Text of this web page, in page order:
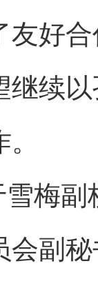
友好
继续
梅
会副